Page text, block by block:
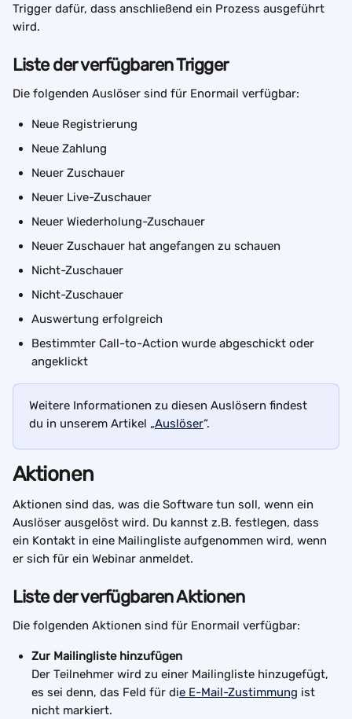
Trigger dafür, dass anschließend ein Prozess ausgeführt
wird.
Liste der verfügbaren Trigger
Die folgenden Auslöser sind für Enormail verfügbar:
Neue Registrierung
Neue Zahlung
Neuer Zuschauer
Neuer Live-Zuschauer
Neuer Wiederholung-Zuschauer
Neuer Zuschauer hat angefangen zu schauen
Nicht-Zuschauer
Nicht-Zuschauer
Auswertung erfolgreich
Bestimmter Call-to-Action wurde abgeschickt oder
angeklickt
Weitere Informationen zu diesen Auslösern findest
du in unserem Artikel „Auslöser“.
Aktionen
Aktionen sind das, was die Software tun soll, wenn ein
Auslöser ausgelöst wird. Du kannst z.B. festlegen, dass
ein Kontakt in eine Mailingliste aufgenommen wird, wenn
er sich für ein Webinar anmeldet.
Liste der verfügbaren Aktionen
Die folgenden Aktionen sind für Enormail verfügbar:
Zur Mailingliste hinzufügen
Der Teilnehmer wird zu einer Mailingliste hinzugefügt,
es sei denn, das Feld für die E-Mail-Zustimmung ist
nicht markiert.